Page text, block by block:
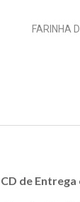
FARINHA
CD de